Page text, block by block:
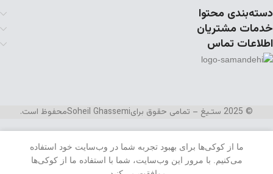
دسته‌بندی محتوا
خدمات مشتریان
اطلاعات تماس
© 2025 ستـیغ – تمامی حقوق برای Soheil Ghassemiمحفوظ است.
علاقه مندیسبد خرید
ما از کوکی‌ها برای بهبود تجربه شما در وب‌سایت خود استفاده
می‌کنیم. با مرور این وب‌سایت، شما با استفاده ما از کوکی‌ها